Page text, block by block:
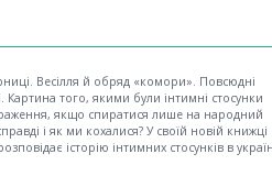
Весілля й обряд «комори». Повсюдні
Картина того, якими були інтимні стосунки
якщо спиратися лише на народний
і як ми кохалися? У своїй новій книжці
історію інтимних стосунків в